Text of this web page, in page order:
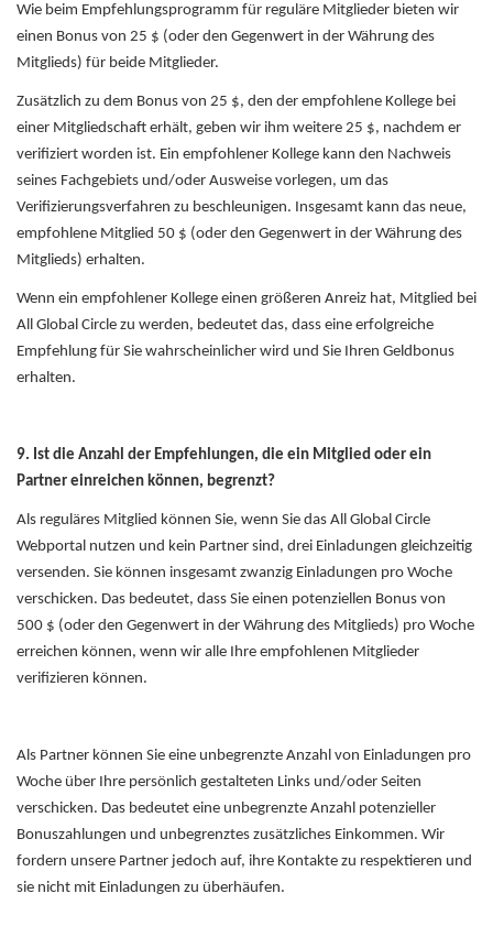
Wie beim Empfehlungsprogramm für reguläre Mitglieder bieten wir
einen Bonus von 25 $ (oder den Gegenwert in der Währung des
Mitglieds) für beide Mitglieder.
Zusätzlich zu dem Bonus von 25 $, den der empfohlene Kollege bei
einer Mitgliedschaft erhält, geben wir ihm weitere 25 $, nachdem er
verifiziert worden ist. Ein empfohlener Kollege kann den Nachweis
seines Fachgebiets und/oder Ausweise vorlegen, um das
Verifizierungsverfahren zu beschleunigen. Insgesamt kann das neue,
empfohlene Mitglied 50 $ (oder den Gegenwert in der Währung des
Mitglieds) erhalten.
Wenn ein empfohlener Kollege einen größeren Anreiz hat, Mitglied bei
All Global Circle zu werden, bedeutet das, dass eine erfolgreiche
Empfehlung für Sie wahrscheinlicher wird und Sie Ihren Geldbonus
erhalten.
9. Ist die Anzahl der Empfehlungen, die ein Mitglied oder ein
Partner einreichen können, begrenzt?
Als reguläres Mitglied können Sie, wenn Sie das All Global Circle
Webportal nutzen und kein Partner sind, drei Einladungen gleichzeitig
versenden. Sie können insgesamt zwanzig Einladungen pro Woche
verschicken. Das bedeutet, dass Sie einen potenziellen Bonus von
500 $ (oder den Gegenwert in der Währung des Mitglieds) pro Woche
erreichen können, wenn wir alle Ihre empfohlenen Mitglieder
verifizieren können.
Als Partner können Sie eine unbegrenzte Anzahl von Einladungen pro
Woche über Ihre persönlich gestalteten Links und/oder Seiten
verschicken. Das bedeutet eine unbegrenzte Anzahl potenzieller
Bonuszahlungen und unbegrenztes zusätzliches Einkommen. Wir
fordern unsere Partner jedoch auf, ihre Kontakte zu respektieren und
sie nicht mit Einladungen zu überhäufen.